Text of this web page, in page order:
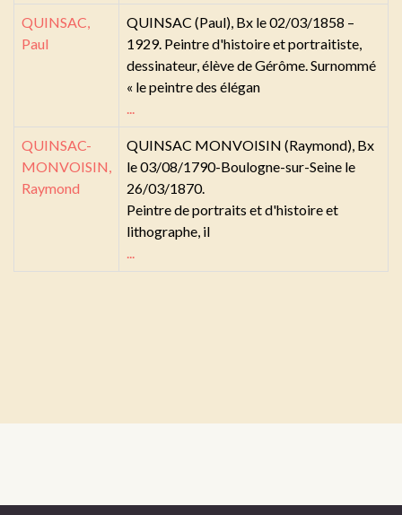
QUINSAC,
Paul
QUINSAC (Paul), Bx le 02/03/1858 –
1929. Peintre d'histoire et portraitiste,
dessinateur, élève de Gérôme. Surnommé
« le peintre des élégan
QUINSAC-
MONVOISIN,
Raymond
QUINSAC MONVOISIN (Raymond), Bx
le 03/08/1790-Boulogne-sur-Seine le
26/03/1870.
Peintre de portraits et d'histoire et
lithographe, il